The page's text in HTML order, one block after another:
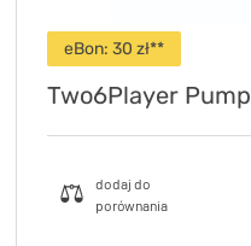
eBon: 30 zł**
Two6Player Pump